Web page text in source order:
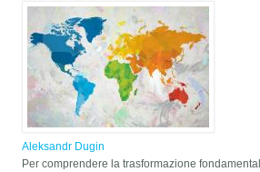
Aleksandr Dugin
Per comprendere la trasformazione